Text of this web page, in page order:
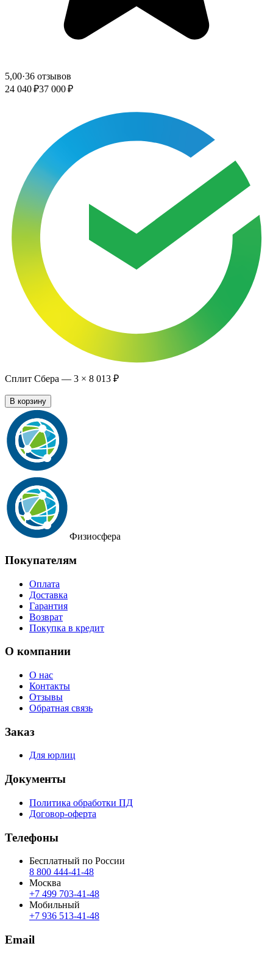
5,00·36 отзывов
24 040 ₽37 000 ₽
Сплит Сбера — 3 × 8 013 ₽
В корзину
Физиосфера
Покупателям
Оплата
Доставка
Гарантия
Возврат
Покупка в кредит
О компании
О нас
Контакты
Отзывы
Обратная связь
Заказ
Для юрлиц
Документы
Политика обработки ПД
Договор-оферта
Телефоны
Бесплатный по России
8 800 444‑41‑48
Москва
+7 499 703‑41‑48
Мобильный
+7 936 513‑41‑48
Email